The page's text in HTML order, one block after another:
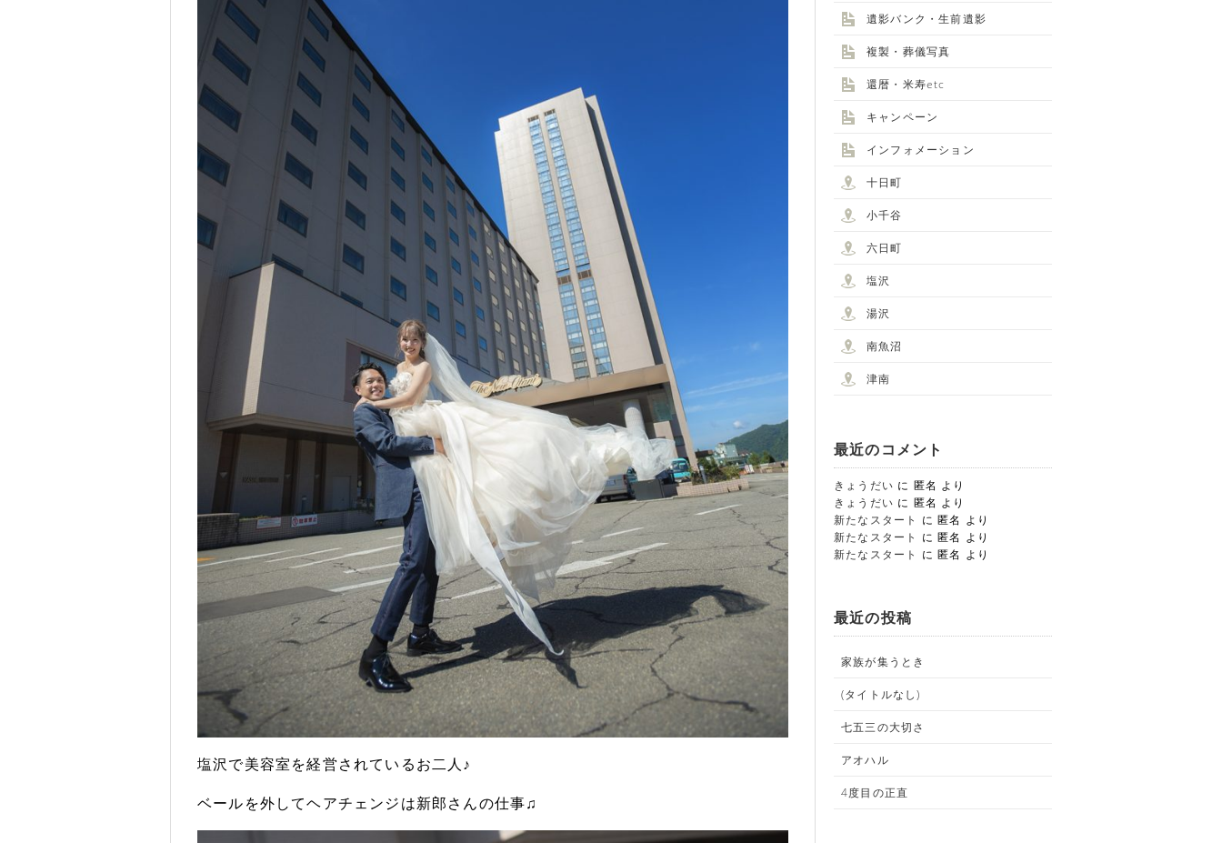
STUDIO事業部
PHOTO STUDIO KANEKO PHOTO HOUSE BOAR
塩沢で美容室を経営されているお二人♪
ベールを外してヘアチェンジは新郎さんの仕事♫
遺影バンク・生前遺影
複製・葬儀写真
還暦・米寿etc
キャンペーン
インフォメーション
十日町
小千谷
六日町
塩沢
湯沢
南魚沼
津南
最近のコメント
きょうだい に 匿名
より
きょうだい に 匿名
より
新たなスタート
に匿名
より
新たなスタート
に匿名
より
新たなスタート
に匿名 より
最近の投稿
家族が集うとき
(タイトルなし)
七五三の大切さ
アオハル
4度目の正直